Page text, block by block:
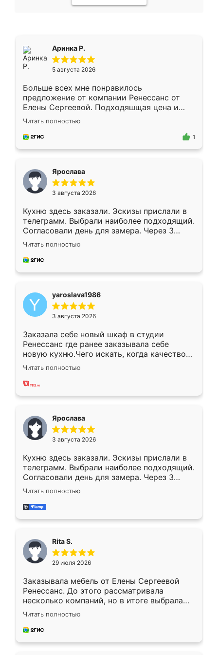
Аринка Р.
5 августа 2026
Больше всех мне понравилось
предложение от компании Ренессанс от
Елены Сергеевой. Подходяшщая цена и
короткие сроки изготовления. Приехавший
для замера сотрудник Владислав
предложил по моему эскизу самый
Читать полностью
1
Ярослава
3 августа 2026
Кухню здесь заказали. Эскизы прислали в
телеграмм. Выбрали наиболее подходящий.
Согласовали день для замера. Через 3
недели кухня была уже готова. Остались
довольны работой. Спасибо Ренессанс
мебель за качественную работу!
Читать полностью
yaroslava1986
3 августа 2026
Заказала себе новый шкаф в студии
Ренессанс где ранее заказывала себе
новую кухню.Чего искать, когда качеством
вполне довольна. Служит кухня уже почти
два года, нареканий нет.
Читать полностью
Ярослава
3 августа 2026
Кухню здесь заказали. Эскизы прислали в
телеграмм. Выбрали наиболее подходящий.
Согласовали день для замера. Через 3
недели кухня была уже готова. Остались
довольны работой. Спасибо Ренессанс
мебель за качественную работу!
Читать полностью
Rita S.
29 июля 2026
Заказывала мебель от Елены Сергеевой
Ренессанс. До этого рассматривала
несколько компаний, но в итоге выбрала
эту. Сначала обговорили условия, потом
приехал замерщик, всё спокойно объяснил
и снял размеры. Изготовили в срок, с
Читать полностью